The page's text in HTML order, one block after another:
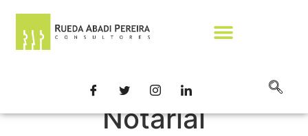
Etiqueta: Dpto.
Notarial